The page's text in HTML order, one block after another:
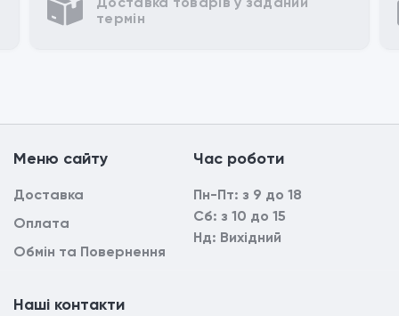
термін
Mеню сайтy
Доставка
Оплата
Обмін та Повернення
Час роботи
Пн-Пт: з 9 до 18
Сб: з 10 до 15
Нд: Вихідний
Наші контакти